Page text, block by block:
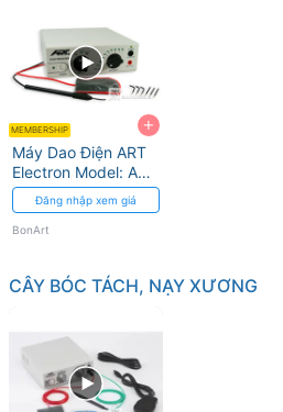
+
MEMBERSHIP
Máy Dao Điện ART
Electron Model: ART
– E1 BonArt
Đăng nhập xem giá
BonArt
CÂY BÓC TÁCH, NẠY XƯƠNG